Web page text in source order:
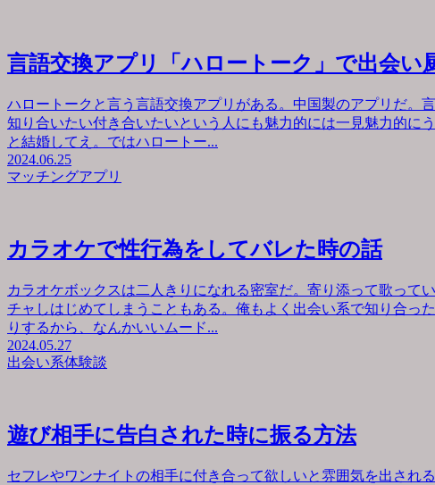
言語交換アプリ「ハロートーク」で出会い
ハロートークと言う言語交換アプリがある。中国製のアプリだ。
知り合いたい付き合いたいという人にも魅力的には一見魅力的に
と結婚してえ。ではハロートー...
2024.06.25
マッチングアプリ
カラオケで性行為をしてバレた時の話
カラオケボックスは二人きりになれる密室だ。寄り添って歌って
チャしはじめてしまうこともある。俺もよく出会い系で知り合っ
りするから、なんかいいムード...
2024.05.27
出会い系体験談
遊び相手に告白された時に振る方法
セフレやワンナイトの相手に付き合って欲しいと雰囲気を出され